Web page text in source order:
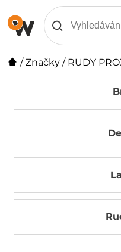
/Značky / RUDY